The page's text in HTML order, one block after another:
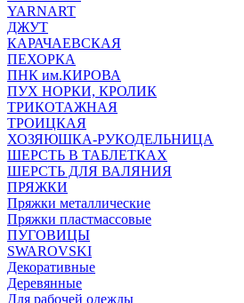
YARNART
ДЖУТ
КАРАЧАЕВСКАЯ
ПЕХОРКА
ПНК им.КИРОВА
ПУХ НОРКИ, КРОЛИК
ТРИКОТАЖНАЯ
ТРОИЦКАЯ
ХОЗЯЮШКА-РУКОДЕЛЬНИЦА
ШЕРСТЬ В ТАБЛЕТКАХ
ШЕРСТЬ ДЛЯ ВАЛЯНИЯ
ПРЯЖКИ
Пряжки металлические
Пряжки пластмассовые
ПУГОВИЦЫ
SWAROVSKI
Декоративные
Деревянные
Для рабочей одежды